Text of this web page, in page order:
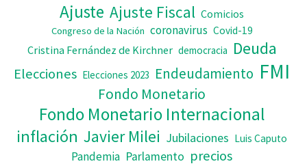
Ajuste Ajuste Fiscal Comicios
Congreso de la Nación coronavirus Covid-19
Cristina Fernández de Kirchner democracia Deuda
Elecciones Elecciones 2023 Endeudamiento FMI
Fondo Monetario
Fondo Monetario Internacional
inflación Javier Milei Jubilaciones Luis Caputo
Pandemia Parlamento precios